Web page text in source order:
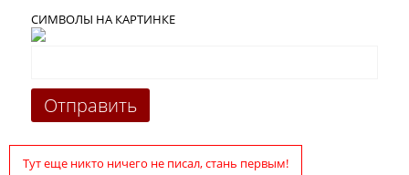
СИМВОЛЫ НА КАРТИНКЕ
Тут еще никто ничего не писал, стань первым!